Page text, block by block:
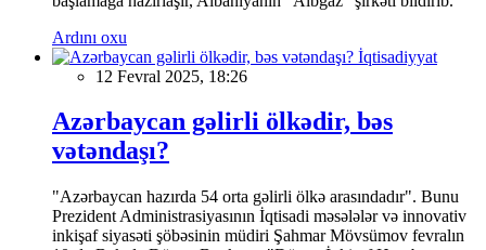
Ardını oxu
İqtisadiyyat
12 Fevral 2025, 18:26
Azərbaycan gəlirli ölkədir, bəs
vətəndaşı?
"Azərbaycan hazırda 54 orta gəlirli ölkə arasındadır". Bunu
Prezident Administrasiyasının İqtisadi məsələlər və innovativ
inkişaf siyasəti şöbəsinin müdiri Şahmar Mövsümov fevralın